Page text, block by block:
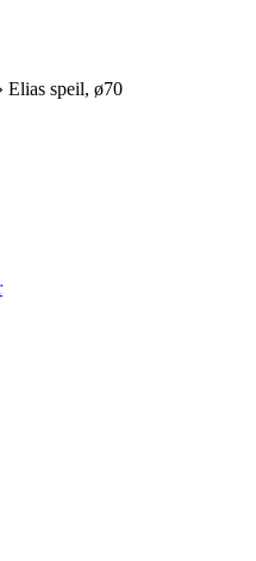
Elias speil, ø70